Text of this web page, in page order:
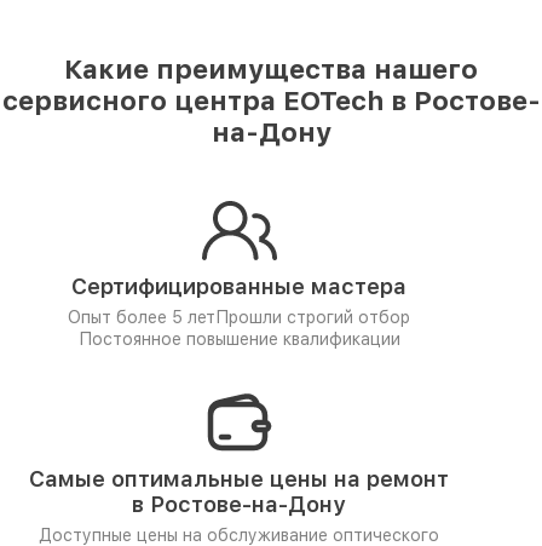
Какие преимущества нашего
сервисного центра EOTech в Ростове-
на-Дону
Сертифицированные мастера
Опыт более 5 лет Прошли строгий отбор
Постоянное повышение квалификации
Самые оптимальные цены на ремонт
в Ростове-на-Дону
Доступные цены на обслуживание оптического